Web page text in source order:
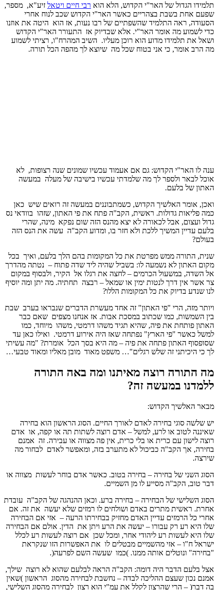
תלמידו הגדול של האר"י הקדוש, הלא הוא רבי חיים ויטאל זיע"א, מספר,
שפעם אחת בשבת בצהריים כאשר האר"י הקדוש שכב לנוח אחרי
הסעודה, ראה התלמיד שהשפתיים של רבו נעות, אז הוא היטה את אוזנו
כדי לשמוע מה אומר האר"י. אלא שבדיוק אז התעורר האר"י הקדוש
ושאל את תלמידו מדוע הוא רוכן מעליו. השיב המהרח"ו, רציתי לשמוע
מה הרב אומר, כי אני בטוח שכל מה שיוצא לך מהפה הכל תורה.
ענה לו האר"י הקדוש: גם אם אעמוד עכשיו שמונים שנה רצופות, לא
אוכל לבאר ולספר לך מה שלמדתי עכשיו בישיבה של מעלה במעשה
האתון של בלעם.
ואכן, אומר האלשיך הקדוש, כשמתבוננים במעשה זה רואים שיש כאן
כמה פליאות גדולות. ראשית, הקב"ה פתח את פי האתון, שזהו בוודאי נס
גדול ועצום, אבל לכאורה לא יצא מהנס הזה שום נפקא מינה, שהרי
בלעם עדיין המשיך ללכת ולא חזר בו, ומדוע הקב"ה עשה את הנס הזה
בעולם?
שנית, התורה ממש מפרטת את כל המקומות בהם הלך בלעם, ואיך בכל
מקום האתון לא נשמעה לו: בשביל שהיה ליד שדה פתוח – נטתה מהדרך
אל השדה, במשעול הכרמים – לחצה את רגלו אל הקיר, ולבסוף במקום
צר אשר אין דרך לנטות ימין או שמאל – רבצה תחתיה. מה יתן ומה יוסיף
לנו שנדע בדיוק את כל המקומות הללו?
ויותר מזה, הרי "פי האתון" זה אחד מעשרת הדברים שנבראו בערב שבת
בין השמשות, כמו שכתוב במסכת אבות. אז אנחנו מצפים שאם כבר
האתון פותחת את פיה, שהיא תגיד משהו דרמטי, משהו מיוחד, כמו
למשל כאשר "פי הארץ" נפתחה שאז היה אירוע דרמטי. ואילו כאן עד
שסופסוף האתון פתחה את פיה – מה היא בסך הכל אומרת? "מה עשיתי
לך כי היכיתני זה שלש רגלים"… משפט מאוד מובן מאליו ומאוד טבעי…
מה התורה רוצה מאיתנו ומה באה התורה
ללמדנו במעשה זה?
מבאר האלשיך הקדוש:
יש שלשה סוגי בחירה לאדם לאורך החיים. הסוג הראשון הוא בחירה
שאיננה לטוב או לרע, למשל – אדם רוצה לשתות תה או קפה, או אדם
רוצה לישון עם כרית או בלי כרית, אין פה מצווה או עבירה. זה אמנם
בחירה, אך הקב"ה כביכול לא מתערב בזה, ומאפשר לאדם לבחור מה
שירצה.
הסוג השני של בחירה – בחירה בטוב. כאשר אדם בוחר לעשות מצווה או
דבר טוב, הקב"ה מסייע לו מן השמיים.
הסוג השלישי של הבחירה – בחירה ברע. וכאן ההנהגה של הקב"ה עובדת
אחרת. ראשית מתרים באדם ושולחים לו רמזים שלא יעשה את זה. אם
אחרי כל הרמזים עדיין האדם מחזיק בבחירתו הרעה – אזי אם הבחירה
שלו היא רע רק עבורו – יעשה את הרע ויתן את הדין. אולם אם הבחירה
שלו היא לעשות רע ליהודי אחר, ומכל שכן אם רוצה לעשות רע לכלל
ישראל ח"ו – אזי מהשמיים מבטלים לו את האפשרות הזו שנקראת
"בחירה" ונוטלים אותה ממנו. )כמו שעשה השם לפרעה(.
אצל בלעם הדבר היה דומה: הקב"ה הראה לבלעם שהוא לא רוצה שילך,
אמנם נכון שעצם ההליכה לבדה – נחשבת לבחירה מהסוג הראשון )שאין
בה דבר( – הרי שהרצון לקלל את עמ"י הוא רצון לבחירה מהסוג השלישי,